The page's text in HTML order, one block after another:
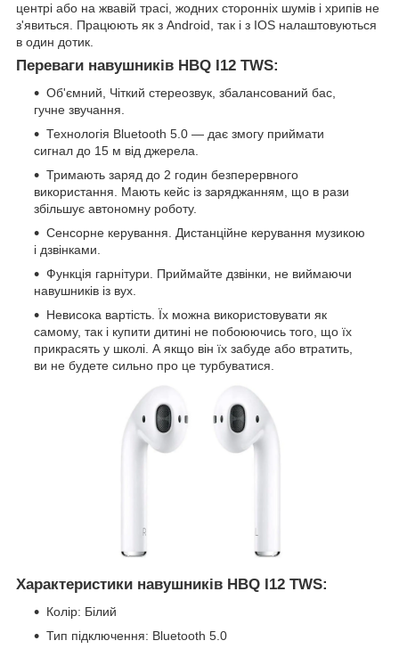
центрі або на жвавій трасі, жодних сторонніх шумів і хрипів не
з'явиться. Працюють як з Android, так і з IOS налаштовуються
в один дотик.
Переваги навушників HBQ I12 TWS:
Об'ємний, Чіткий стереозвук, збалансований бас,
гучне звучання.
Технологія Bluetooth 5.0 — дає змогу приймати
сигнал до 15 м від джерела.
Тримають заряд до 2 годин безперервного
використання. Мають кейс із заряджанням, що в рази
збільшує автономну роботу.
Сенсорне керування. Дистанційне керування музикою
і дзвінками.
Функція гарнітури. Приймайте дзвінки, не виймаючи
навушників із вух.
Невисока вартість. Їх можна використовувати як
самому, так і купити дитині не побоюючись того, що їх
прикрасять у школі. А якщо він їх забуде або втратить,
ви не будете сильно про це турбуватися.
Характеристики навушників HBQ I12 TWS:
Колір: Білий
Тип підключення: Bluetooth 5.0